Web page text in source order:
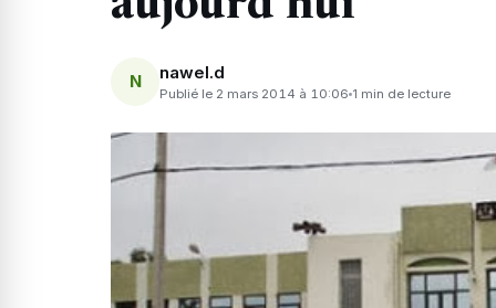
N nawel.d
Publié le 2 mars 2014 à 10:06 1 min de lecture